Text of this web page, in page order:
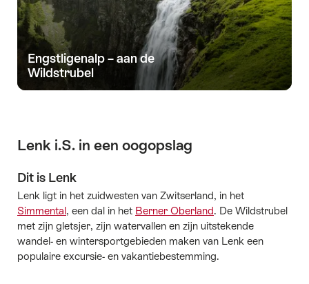
Engstligenalp – aan de
Wildstrubel
Lenk i.S. in een oogopslag
Dit is Lenk
Lenk ligt in het zuidwesten van Zwitserland, in het
Simmental, een dal in het Berner Oberland. De Wildstrubel
met zijn gletsjer, zijn watervallen en zijn uitstekende
wandel- en wintersportgebieden maken van Lenk een
populaire excursie- en vakantiebestemming.